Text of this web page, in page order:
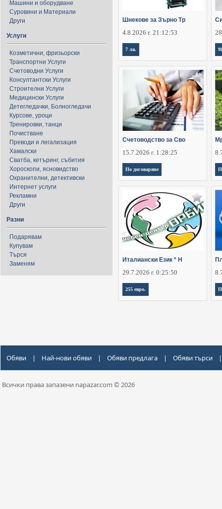
Машини и оборудване
Суровини и Материали
Други
Услуги
Козметични, фризьорски
Транспортни Услуги
Счетоводни Услуги
Консултантски Услуги
Строителни Услуги
Медицински Услуги
Детегледачки, Болногледачи
Курсове, уроци
Тренировки, танци
Почистване
Преводи и легализация
Хамалски
Сватба, кетъринг, събития
Хороскопи, ясновидство
Охранителни, детективски
Интернет услуги
Рекламни
Други
Разни
Подарявам
Купувам
Търся
Заменям
Шнекове за Зърно Тр
4.8.2026 г. 21:12:53
7 лв.
Счетоводство за Сво
15.7.2026 г. 1:28:25
По договаряне
Италиански Език * Н
29.7.2026 г. 0:25:50
255 евро.
Обяви | Най-нови обяви | Обяви предлага | Обяви търси |
Всички права запазени napazar.com © 2026